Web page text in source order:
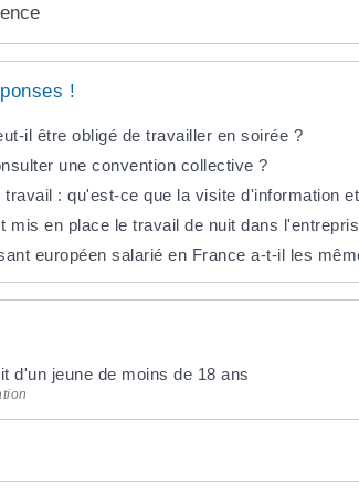
!
il être obligé de travailler en soirée ?
une convention collective ?
travail : qu'est-ce que la visite d'information
mis en place le travail de nuit dans
européen salarié en France a-t-il les
d'un jeune de moins de 18 ans